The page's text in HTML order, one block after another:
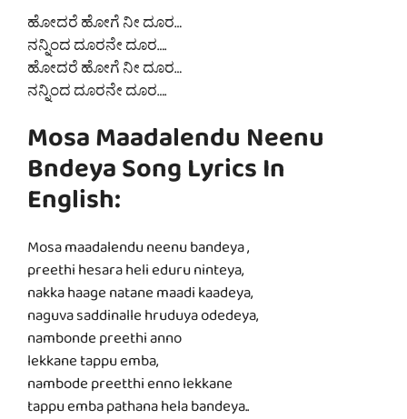
ಹೋದರೆ ಹೋಗೆ ನೀ ದೂರ…
ನನ್ನಿಂದ ದೂರನೇ ದೂರ….
ಹೋದರೆ ಹೋಗೆ ನೀ ದೂರ…
ನನ್ನಿಂದ ದೂರನೇ ದೂರ….
Mosa Maadalendu Neenu
Bndeya Song Lyrics In
English:
Mosa maadalendu neenu bandeya ,
preethi hesara heli eduru ninteya,
nakka haage natane maadi kaadeya,
naguva saddinalle hruduya odedeya,
nambonde preethi anno
lekkane tappu emba,
nambode preetthi enno lekkane
tappu emba pathana hela bandeya..